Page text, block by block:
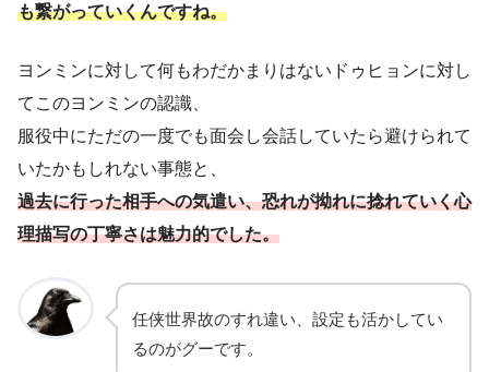
も繋がっていくんですね。
ヨンミンに対して何もわだかまりはないドゥヒョンに対し
てこのヨンミンの認識、
服役中にただの一度でも面会し会話していたら避けられて
いたかもしれない事態と、
過去に行った相手への気遣い、恐れが拗れに捻れていく心
理描写の丁寧さは魅力的でした。
任侠世界故のすれ違い、設定も活かしてい
るのがグーです。